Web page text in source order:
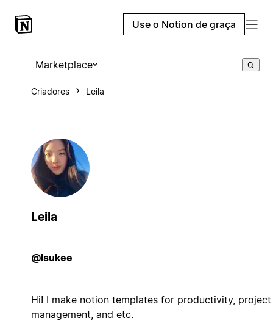
Use o Notion de graça
Marketplace
Criadores Leila
Leila
@lsukee
Hi! I make notion templates for productivity, project
management, and etc.